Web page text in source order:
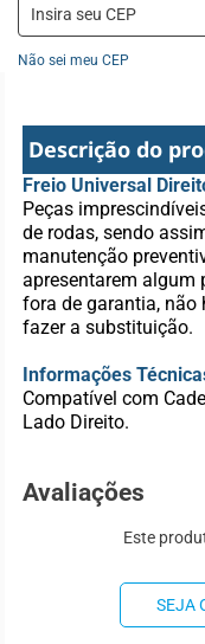
Não sei meu CEP
Descrição do
Freio Universal
Peças
de rodas, sendo
manutenção
apresentarem algum
fora de garantia, não
fazer a substituição.
Informações
Compatível com
Lado Direito.
Avaliações
Este
SEJA